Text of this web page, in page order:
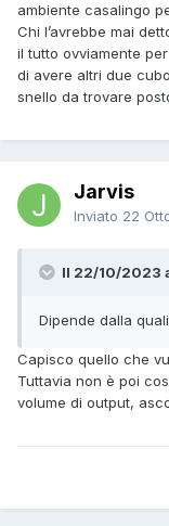
ambiente casalingo
Chi l’avrebbe mai
il tutto ovviamente
di avere altri due
snello da trovare
Jarvis
Inviato 22
Il 22/10/2023
Dipende dalla
Capisco quello che
Tuttavia non è poi
volume di output,